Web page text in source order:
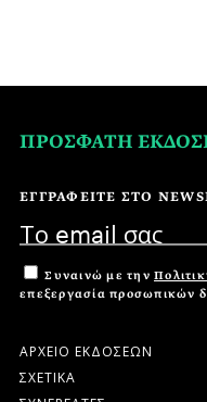
ΠΡΟΣΦΑΤΗ
ΕΓΓΡΑΦΕΙΤΕ ΣΤΟ
Συναινώ με την
επεξεργασία προσωπικών
ΑΡΧΕΙΟ ΕΚΔΟΣΕΩΝ
ΣΧΕΤΙΚΑ